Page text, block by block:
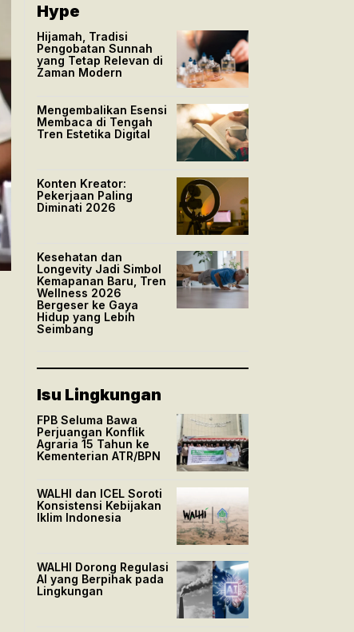
Hype
Hijamah, Tradisi
Pengobatan Sunnah
yang Tetap Relevan di
Zaman Modern
Mengembalikan Esensi
Membaca di Tengah
Tren Estetika Digital
Konten Kreator:
Pekerjaan Paling
Diminati 2026
Kesehatan dan
Longevity Jadi Simbol
Kemapanan Baru, Tren
Wellness 2026
Bergeser ke Gaya
Hidup yang Lebih
Seimbang
Isu Lingkungan
FPB Seluma Bawa
Perjuangan Konflik
Agraria 15 Tahun ke
Kementerian ATR/BPN
WALHI dan ICEL Soroti
Konsistensi Kebijakan
Iklim Indonesia
WALHI Dorong Regulasi
AI yang Berpihak pada
Lingkungan